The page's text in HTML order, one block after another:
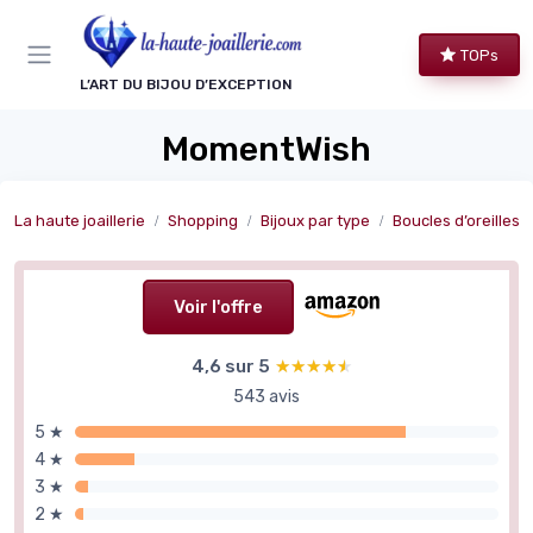
L’ART DU BIJOU D’EXCEPTION
TOPs
MomentWish
La haute joaillerie Shopping Bijoux par type Boucles d’oreilles de
Voir l'offre
4,6 sur 5 ★★★★★
★★★★★
543 avis
5 ★
4 ★
3 ★
2 ★
Panneau de gestion des cookies